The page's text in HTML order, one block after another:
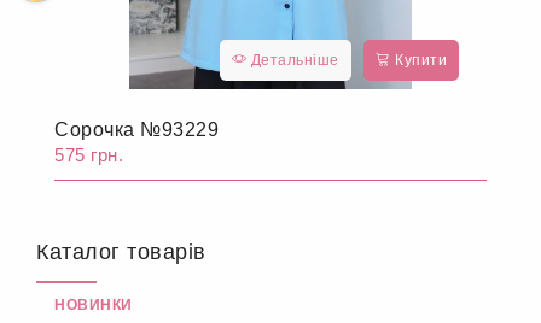
Детальніше Купити
Сорочка №93229
575 грн.
Каталог товарів
НОВИНКИ